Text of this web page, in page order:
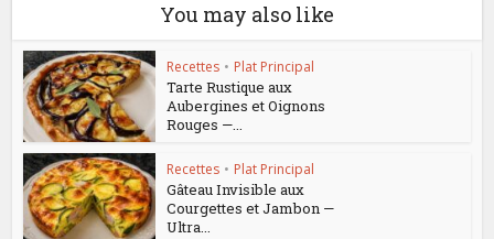
You may also like
Recettes • Plat Principal
Tarte Rustique aux
Aubergines et Oignons
Rouges —...
Recettes • Plat Principal
Gâteau Invisible aux
Courgettes et Jambon —
Ultra...